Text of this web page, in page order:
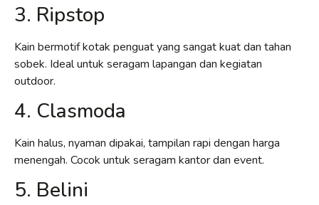
3. Ripstop
Kain bermotif kotak penguat yang sangat kuat dan tahan
sobek. Ideal untuk seragam lapangan dan kegiatan
outdoor.
4. Clasmoda
Kain halus, nyaman dipakai, tampilan rapi dengan harga
menengah. Cocok untuk seragam kantor dan event.
5. Belini